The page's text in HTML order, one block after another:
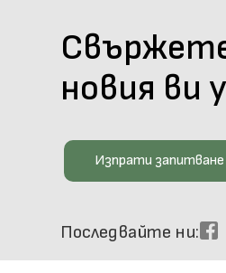
новия ви
Изпрати запитване
Последвайте ни